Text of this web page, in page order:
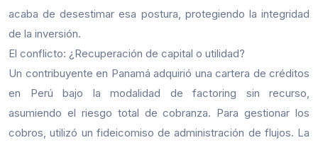
acaba de desestimar esa postura, protegiendo la integridad
de la inversión.
El conflicto: ¿Recuperación de capital o utilidad?
Un contribuyente en Panamá adquirió una cartera de créditos
en Perú bajo la modalidad de factoring sin recurso,
asumiendo el riesgo total de cobranza. Para gestionar los
cobros, utilizó un fideicomiso de administración de flujos. La